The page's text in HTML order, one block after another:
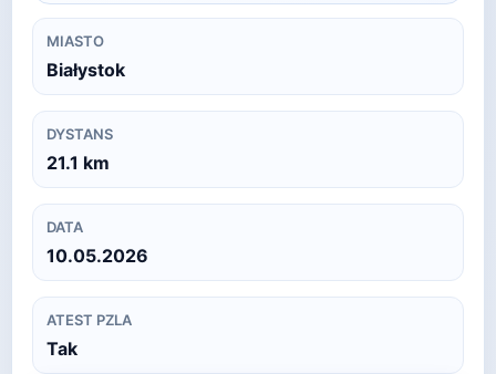
MIASTO
Białystok
DYSTANS
21.1 km
DATA
10.05.2026
ATEST PZLA
Tak